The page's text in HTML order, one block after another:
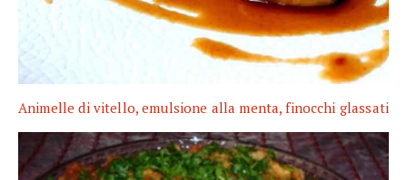
Animelle di vitello, emulsione alla menta, finocchi glassati